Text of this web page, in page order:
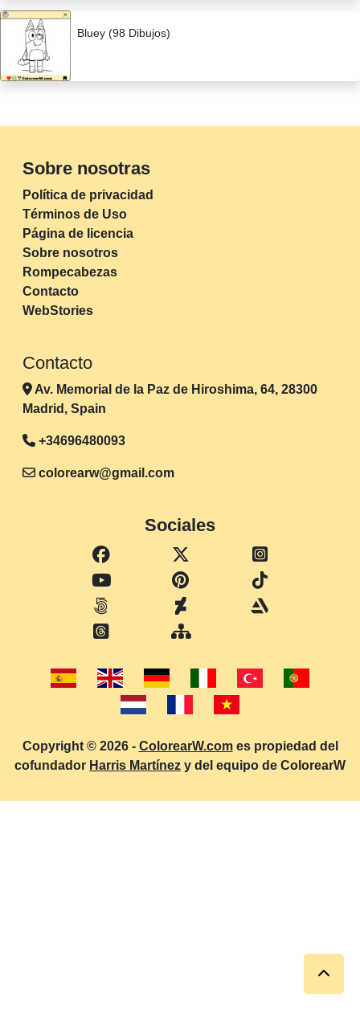
Bluey (98 Dibujos)
Sobre nosotras
Política de privacidad
Términos de Uso
Página de licencia
Sobre nosotros
Rompecabezas
Contacto
WebStories
Contacto
Av. Memorial de la Paz de Hiroshima, 64, 28300
Madrid, Spain
+34696480093
colorearw@gmail.com
Sociales
Copyright © 2026 - ColorearW.comes propiedad del
cofundador Harris Martínez y del equipo de ColorearW